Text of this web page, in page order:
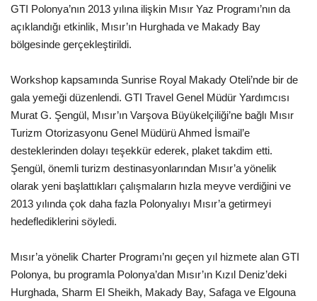
KVKK Aydınlatma Metni
Haberler
Görüntülü
Araştırma - İnceleme
Lezzet Durakları
Röportajlar
Sizlerden Gelenler
GTI Polonya’nın 2013 yılına ilişkin Mısır Yaz Programı’nın da
açıklandığı etkinlik, Mısır’ın Hurghada ve Makady Bay
bölgesinde gerçekleştirildi.
Workshop kapsamında Sunrise Royal Makady Oteli’nde bir de
gala yemeği düzenlendi. GTI Travel Genel Müdür Yardımcısı
Murat G. Şengül, Mısır’ın Varşova Büyükelçiliği’ne bağlı Mısır
Turizm Otorizasyonu Genel Müdürü Ahmed İsmail’e
desteklerinden dolayı teşekkür ederek, plaket takdim etti.
Şengül, önemli turizm destinasyonlarından Mısır’a yönelik
olarak yeni başlattıkları çalışmaların hızla meyve verdiğini ve
2013 yılında çok daha fazla Polonyalıyı Mısır’a getirmeyi
hedeflediklerini söyledi.
Mısır’a yönelik Charter Programı’nı geçen yıl hizmete alan GTI
Polonya, bu programla Polonya’dan Mısır’ın Kızıl Deniz’deki
Hurghada, Sharm El Sheikh, Makady Bay, Safaga ve Elgouna